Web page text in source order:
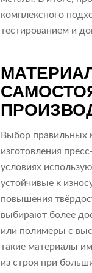
комплексного
тестированием и
Выбор правильных
изготовления
условиях
устойчивые к
повышения
выбирают более
или полимеры с
такие материалы
из строя при